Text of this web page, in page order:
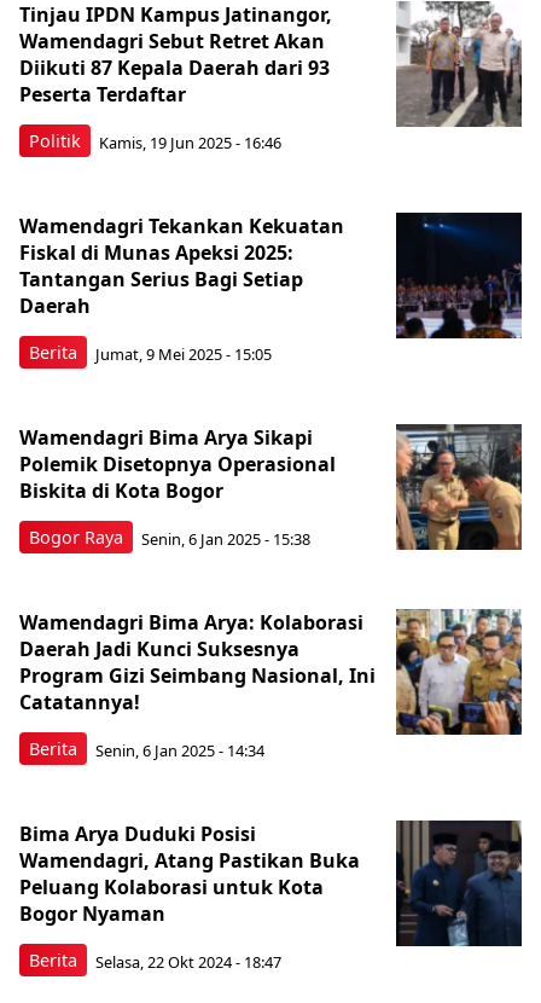
Politik
Tinjau IPDN Kampus Jatinangor,
Wamendagri Sebut Retret Akan
Diikuti 87 Kepala Daerah dari 93
Peserta Terdaftar
Kamis, 19 Jun 2025 - 16:46
Berita
Wamendagri Tekankan Kekuatan
Fiskal di Munas Apeksi 2025:
Tantangan Serius Bagi Setiap
Daerah
Jumat, 9 Mei 2025 - 15:05
Bogor Raya
Wamendagri Bima Arya Sikapi
Polemik Disetopnya Operasional
Biskita di Kota Bogor
Senin, 6 Jan 2025 - 15:38
Berita
Wamendagri Bima Arya: Kolaborasi
Daerah Jadi Kunci Suksesnya
Program Gizi Seimbang Nasional, Ini
Catatannya!
Senin, 6 Jan 2025 - 14:34
Berita
Bima Arya Duduki Posisi
Wamendagri, Atang Pastikan Buka
Peluang Kolaborasi untuk Kota
Bogor Nyaman
Selasa, 22 Okt 2024 - 18:47